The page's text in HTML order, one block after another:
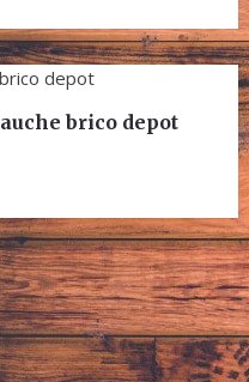
brico depot